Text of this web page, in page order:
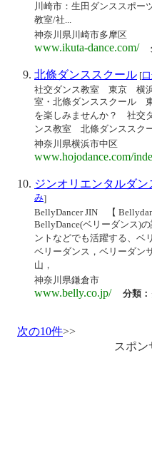
川崎市：生田ダンススポー
教室/社...
神奈川県川崎市多摩区
www.ikuta-dance.com/
北條ダンススクール [
社交ダンス教室 東京 横
室・北條ダンススクール
を楽しみませんか？ 社交
ンス教室 北條ダンススク
神奈川県横浜市中区
www.hojodance.com/
ジンオリエンタルダン
み]
BellyDancer JIN 【
BellyDance(ベリーダンス)
ントなどでも活躍する、ベ
ベリーダンス，ベリーダン
山，
神奈川県鎌倉市
www.belly.co.jp/ 分類：
次の10件>>
スポン